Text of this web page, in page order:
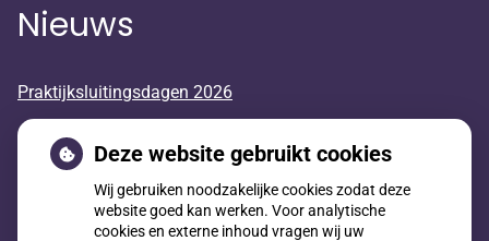
Nieuws
Praktijksluitingsdagen 2026
Huisarts in opleiding
Geneesmiddelen mee op reis
Deze website gebruikt cookies
Wij gebruiken noodzakelijke cookies zodat deze
website goed kan werken. Voor analytische
cookies en externe inhoud vragen wij uw